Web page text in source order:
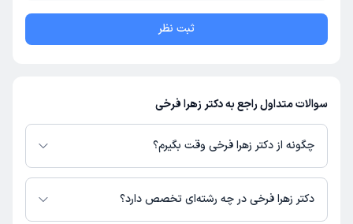
ثبت نظر
سوالات متداول راجع به دکتر زهرا فرخی
چگونه از دکتر زهرا فرخی وقت بگیرم؟
در صورتی کهدکتر زهرا فرخیدارای پروفایل فعال و نوبت‌دهی باز در پلتفرم
دکترتو باشند، می‌توانید از طریق این پلتفرم برای دریافت نوبت اقدام کنید. در
دکتر زهرا فرخی در چه رشته‌ای تخصص دارد؟